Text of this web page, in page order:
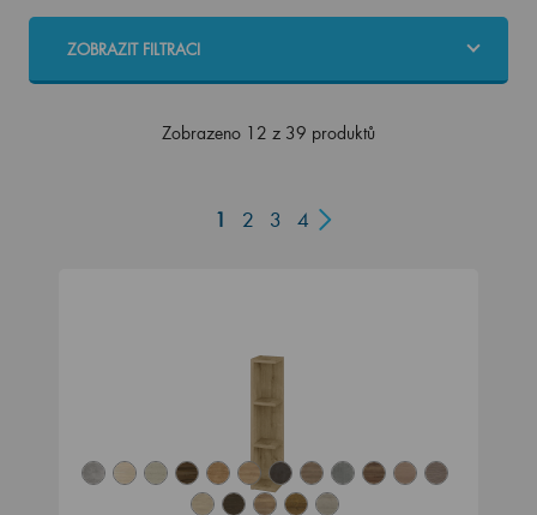
ZOBRAZIT FILTRACI
Zobrazeno 12 z 39 produktů
1 2 3 4